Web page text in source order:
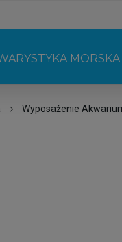
MORSKA
Wyposażenie